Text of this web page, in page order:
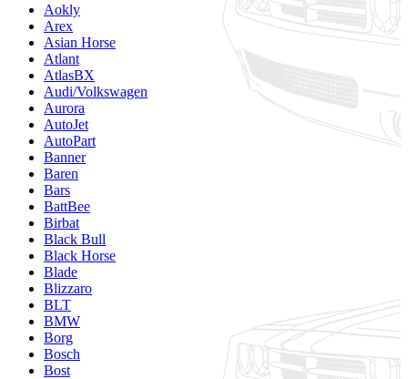
Aokly
Arex
Asian Horse
Atlant
AtlasBX
Audi/Volkswagen
Aurora
AutoJet
AutoPart
Banner
Baren
Bars
BattBee
Birbat
Black Bull
Black Horse
Blade
Blizzaro
BLT
BMW
Borg
Bosch
Bost